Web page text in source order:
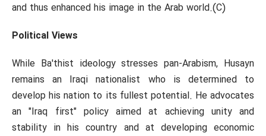
and thus enhanced his image in the Arab world.(C)
Political Views
While Ba'thist ideology stresses pan-Arabism, Husayn
remains an Iraqi nationalist who is determined to
develop his nation to its fullest potential. He advocates
an "Iraq first" policy aimed at achieving unity and
stability in his country and at developing economic